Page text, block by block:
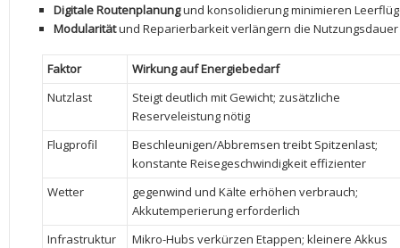
Digitale Routenplanungund konsolidierung minimieren
Modularität‌und Reparierbarkeit verlängern die‍
Faktor
Wirkung auf Energiebedarf
Nutzlast
Steigt deutlich mit⁢ Gewicht; zusätzliche
Reserveleistung nötig
Flugprofil
Beschleunigen/Abbremsen⁤ treibt Spitzenlast;
⁢konstante Reisegeschwindigkeit effizienter
Wetter
gegenwind‌ und ⁣Kälte erhöhen ‌verbrauch;
Akkutemperierung erforderlich
Infrastruktur
Mikro-Hubs verkürzen⁤ Etappen; kleinere Akkus